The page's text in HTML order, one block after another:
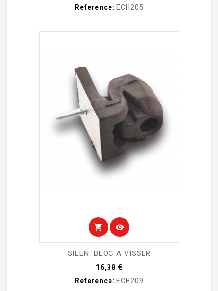
Reference: ECH205
shopping_cart visibility
SILENTBLOC A VISSER
16,38 €Prix
Reference: ECH209